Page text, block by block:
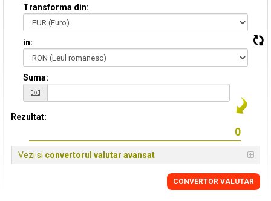
Transforma din:
in:
Suma:
Rezultat:
Vezi si convertorul valutar avansat
CONVERTOR VALUTAR